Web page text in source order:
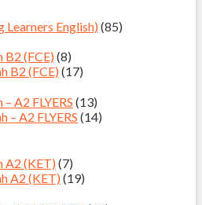
Learners English) (85)
B2 (FCE) (8)
B2 (FCE) (17)
A2 FLYERS (13)
– A2 FLYERS (14)
A2 (KET) (7)
A2 (KET) (19)